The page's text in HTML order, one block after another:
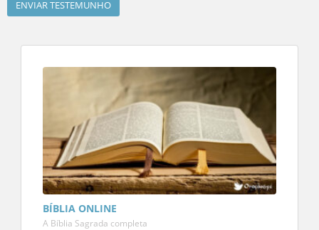
BÍBLIA ONLINE
A Bíblia Sagrada completa